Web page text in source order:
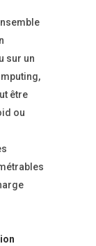
sur un
être
ou